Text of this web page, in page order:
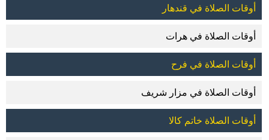
أوقات الصلاة في قندهار
أوقات الصلاة في هرات
أوقات الصلاة في فرح
أوقات الصلاة في مزار شريف
أوقات الصلاة خاتم كالا